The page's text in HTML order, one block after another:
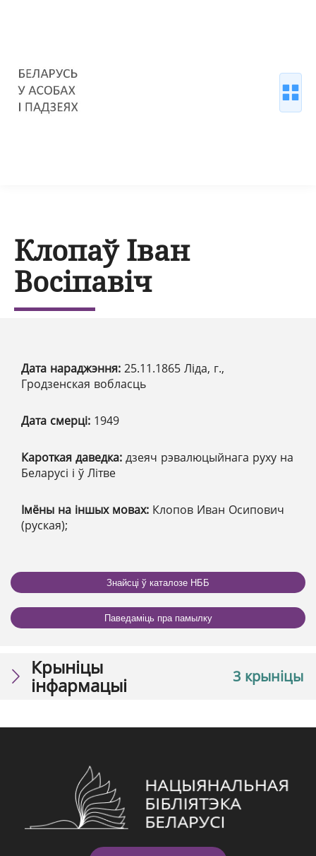
Клопаў Іван
Восіпавіч
Дата нараджэння: 25.11.1865 Ліда, г.,
Гродзенская вобласць
Дата смерці: 1949
Кароткая даведка: дзеяч рэвалюцыйнага руху на
Беларусі і ў Літве
Імёны на іншых мовах: Клопов Иван Осипович
(руская);
Знайсці ў каталозе НББ
Паведаміць пра памылку
3 крыніцы
Крыніцы
інфармацыі